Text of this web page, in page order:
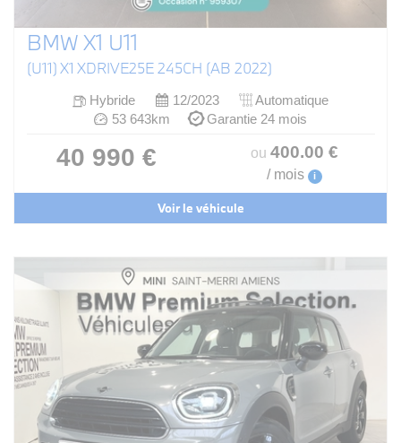
BMW X1 U11
(U11) X1 XDRIVE25E 245CH (AB 2022)
Hybride 12/2023
Automatique
53 643km
Garantie 24 mois
40 990 € ou 400.00 €
/ mois i
Voir le véhicule